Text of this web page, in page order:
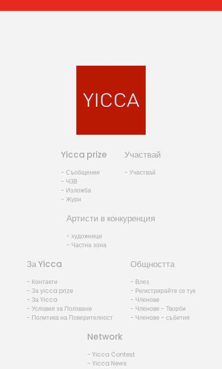
Yicca prize
- Съобщение
- ЧЗВ
- Изложба
- Жури
Участвай
- Участвай
Артисти в конкуренция
- художници
- Частна зона
За Yicca
- Контакти
- За yicca prize
- За Yicca
- Условия за Ползване
- Политика на Поверителност
Общността
- Влез
- Регистрирайте се тук
- Членове
- Членове - Творби
- Членове - събития
Network
- Yicca Contest
- Yicca News